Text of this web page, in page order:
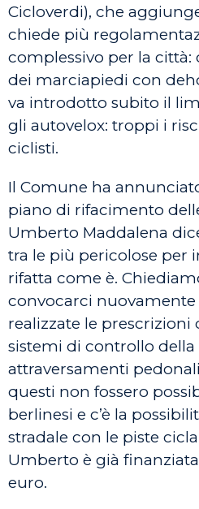
Cicloverdi), che
chiede più
complessivo per la città:
dei marciapiedi con
va introdotto subito il
gli autovelox: troppi i
ciclisti.
Il Comune ha
piano di rifacimento
Umberto Maddalena
tra le più pericolose per
rifatta come è.
convocarci
realizzate le prescrizioni
sistemi di controllo della
attraversamenti
questi non fossero
berlinesi e c’è la
stradale con le piste
Umberto è già
euro.